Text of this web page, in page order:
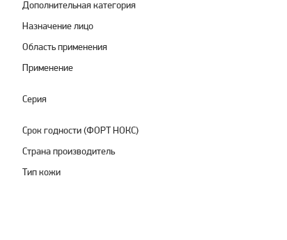
Дополнительная категория
Назначение лицо
Область применения
Применение
Серия
Срок годности (ФОРТ НОКС)
Страна производитель
Тип кожи